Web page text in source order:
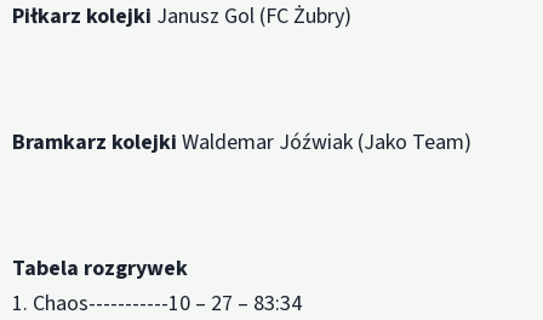
Piłkarz kolejki Janusz Gol (FC Żubry)
Bramkarz kolejki Waldemar Jóźwiak (Jako Team)
Tabela rozgrywek
1. Chaos-----------10 – 27 – 83:34